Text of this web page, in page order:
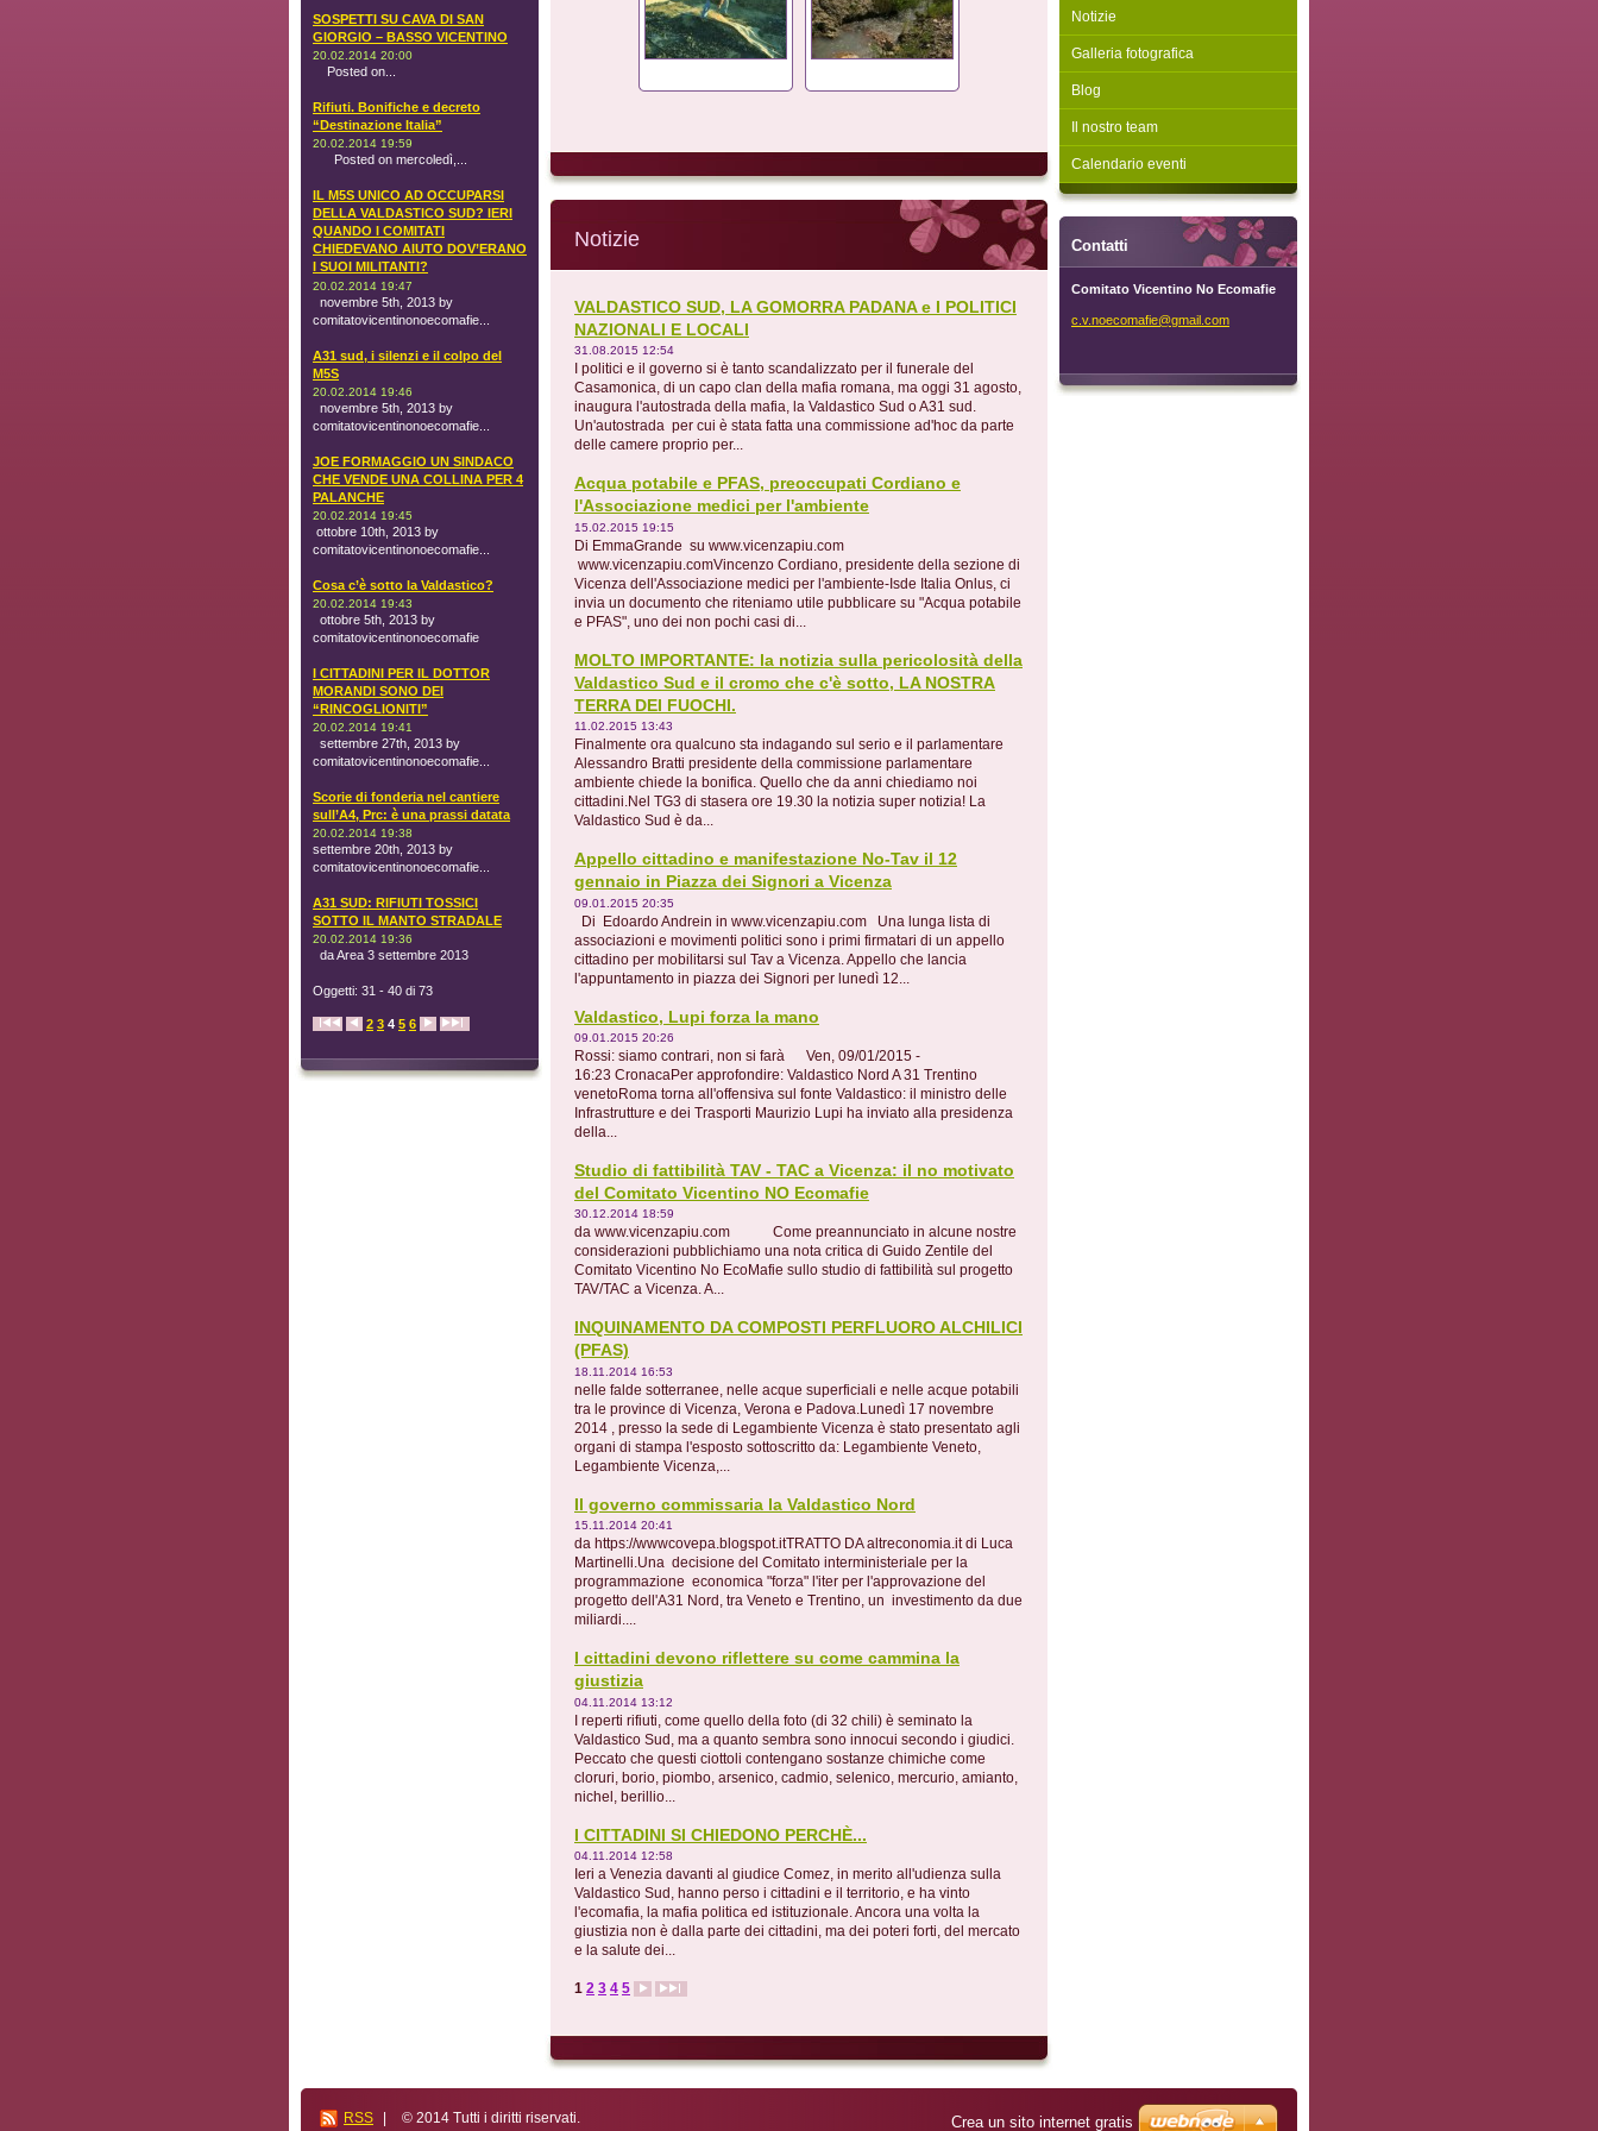
Notizie
VALDASTICO SUD, LA GOMORRA PADANA e I POLITICI
NAZIONALI E LOCALI
31.08.2015 12:54
I politici e il governo si è tanto scandalizzato per il funerale del
Casamonica, di un capo clan della mafia romana, ma oggi 31 agosto,
inaugura l'autostrada della mafia, la Valdastico Sud o A31 sud.
Un'autostrada per cui è stata fatta una commissione ad'hoc da parte
delle camere proprio per...
Acqua potabile e PFAS, preoccupati Cordiano e
l'Associazione medici per l'ambiente
15.02.2015 19:15
Di EmmaGrande su www.vicenzapiu.com
www.vicenzapiu.comVincenzo Cordiano, presidente della sezione di
Vicenza dell'Associazione medici per l'ambiente-Isde Italia Onlus, ci
invia un documento che riteniamo utile pubblicare su "Acqua potabile
e PFAS", uno dei non pochi casi di...
MOLTO IMPORTANTE: la notizia sulla pericolosità della
Valdastico Sud e il cromo che c'è sotto, LA NOSTRA
TERRA DEI FUOCHI.
11.02.2015 13:43
Finalmente ora qualcuno sta indagando sul serio e il parlamentare
Alessandro Bratti presidente della commissione parlamentare
ambiente chiede la bonifica. Quello che da anni chiediamo noi
cittadini.Nel TG3 di stasera ore 19.30 la notizia super notizia! La
Valdastico Sud è da...
Appello cittadino e manifestazione No-Tav il 12
gennaio in Piazza dei Signori a Vicenza
09.01.2015 20:35
Di Edoardo Andrein in www.vicenzapiu.com Una lunga lista di
associazioni e movimenti politici sono i primi firmatari di un appello
cittadino per mobilitarsi sul Tav a Vicenza. Appello che lancia
l'appuntamento in piazza dei Signori per lunedì 12...
Valdastico, Lupi forza la mano
09.01.2015 20:26
Rossi: siamo contrari, non si farà Ven, 09/01/2015 -
16:23 CronacaPer approfondire: Valdastico Nord A 31 Trentino
venetoRoma torna all'offensiva sul fonte Valdastico: il ministro delle
Infrastrutture e dei Trasporti Maurizio Lupi ha inviato alla presidenza
della...
Studio di fattibilità TAV - TAC a Vicenza: il no motivato
del Comitato Vicentino NO Ecomafie
30.12.2014 18:59
da www.vicenzapiu.com Come preannunciato in alcune nostre
considerazioni pubblichiamo una nota critica di Guido Zentile del
Comitato Vicentino No EcoMafie sullo studio di fattibilità sul progetto
TAV/TAC a Vicenza. A...
INQUINAMENTO DA COMPOSTI PERFLUORO ALCHILICI
(PFAS)
18.11.2014 16:53
nelle falde sotterranee, nelle acque superficiali e nelle acque potabili
tra le province di Vicenza, Verona e Padova.Lunedì 17 novembre
2014 , presso la sede di Legambiente Vicenza è stato presentato agli
organi di stampa l'esposto sottoscritto da: Legambiente Veneto,
Legambiente Vicenza,...
Il governo commissaria la Valdastico Nord
15.11.2014 20:41
da https://wwwcovepa.blogspot.itTRATTO DA altreconomia.it di Luca
Martinelli.Una decisione del Comitato interministeriale per la
programmazione economica "forza" l'iter per l'approvazione del
progetto dell'A31 Nord, tra Veneto e Trentino, un investimento da due
miliardi....
I cittadini devono riflettere su come cammina la
giustizia
04.11.2014 13:12
I reperti rifiuti, come quello della foto (di 32 chili) è seminato la
Valdastico Sud, ma a quanto sembra sono innocui secondo i giudici.
Peccato che questi ciottoli contengano sostanze chimiche come
cloruri, borio, piombo, arsenico, cadmio, selenico, mercurio, amianto,
nichel, berillio...
I CITTADINI SI CHIEDONO PERCHÈ...
04.11.2014 12:58
Ieri a Venezia davanti al giudice Comez, in merito all'udienza sulla
Valdastico Sud, hanno perso i cittadini e il territorio, e ha vinto
l'ecomafia, la mafia politica ed istituzionale. Ancora una volta la
giustizia non è dalla parte dei cittadini, ma dei poteri forti, del mercato
e la salute dei...
1 2 3 4 5
SOSPETTI SU CAVA DI SAN
GIORGIO – BASSO VICENTINO
20.02.2014 20:00
Posted on...
Rifiuti. Bonifiche e decreto
“Destinazione Italia”
20.02.2014 19:59
Posted on mercoledì,...
IL M5S UNICO AD OCCUPARSI
DELLA VALDASTICO SUD? IERI
QUANDO I COMITATI
CHIEDEVANO AIUTO DOV’ERANO
I SUOI MILITANTI?
20.02.2014 19:47
novembre 5th, 2013 by
comitatovicentinonoecomafie...
A31 sud, i silenzi e il colpo del
M5S
20.02.2014 19:46
novembre 5th, 2013 by
comitatovicentinonoecomafie...
JOE FORMAGGIO UN SINDACO
CHE VENDE UNA COLLINA PER 4
PALANCHE
20.02.2014 19:45
ottobre 10th, 2013 by
comitatovicentinonoecomafie...
Cosa c’è sotto la Valdastico?
20.02.2014 19:43
ottobre 5th, 2013 by
comitatovicentinonoecomafie
I CITTADINI PER IL DOTTOR
MORANDI SONO DEI
“RINCOGLIONITI”
20.02.2014 19:41
settembre 27th, 2013 by
comitatovicentinonoecomafie...
Scorie di fonderia nel cantiere
sull’A4, Prc: è una prassi datata
20.02.2014 19:38
settembre 20th, 2013 by
comitatovicentinonoecomafie...
A31 SUD: RIFIUTI TOSSICI
SOTTO IL MANTO STRADALE
20.02.2014 19:36
da Area 3 settembre 2013
Oggetti: 31 - 40 di 73
2 3 4 5 6
Notizie
Galleria fotografica
Blog
Il nostro team
Calendario eventi
Contatti
Comitato Vicentino No Ecomafie
c.v.noecomafie@gmail.com
RSS © 2014 Tutti i diritti riservati. Crea un sito internet gratis